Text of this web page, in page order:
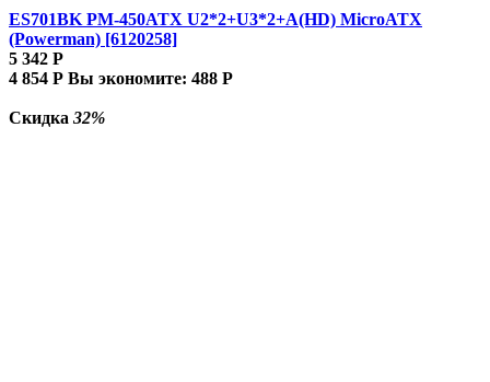
ES701BK PM-450ATX U2*2+U3*2+A(HD) MicroATX
(Powerman) [6120258]
5 342 Р
4 854 Р Вы экономите: 488 Р
Скидка 32%